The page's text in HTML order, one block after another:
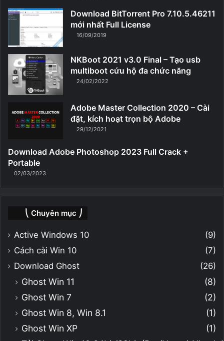
Download BitTorrent Pro 7.10.5.46211
mới nhất Full License
16/09/2019
NKBoot 2021 v3.0 Final – Tạo usb
multiboot cứu hộ đa chức năng
24/02/2022
Adobe Master Collection 2020 – Cài
đặt, kích hoạt trọn bộ Adobe
29/12/2021
Download Adobe Photoshop 2023 Full Crack +
Portable
02/03/2023
⎝ Chuyên mục ⎠
Active Windows 10
(9)
Cách cài Win 10
(7)
Download Ghost
(26)
Ghost Win 11
(8)
Ghost Win 7
(2)
Ghost Win 8, Win 8.1
(1)
Ghost Win XP
(1)